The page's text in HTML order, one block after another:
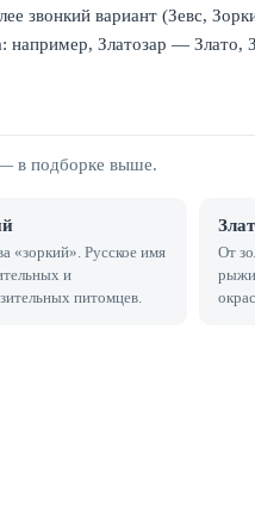
звонкий вариант (Зевс,
например, Златозар — Злато,
в подборке выше.
«зоркий». Русское имя
и
питомцев.
От